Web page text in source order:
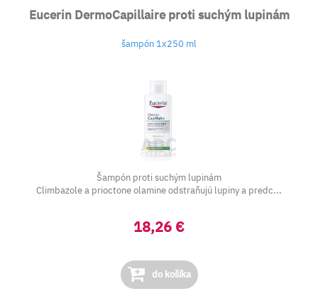
Eucerin DermoCapillaire proti suchým lupinám
šampón 1x250 ml
Šampón proti suchým lupinám
Climbazole a prioctone olamine odstraňujú lupiny a predc...
18,26 €
do košíka